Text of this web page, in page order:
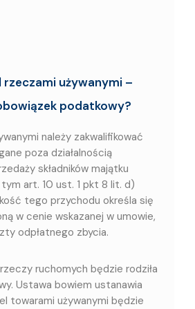
używanymi –
podatkowy?
należy zakwalifikować
poza działalnością
składników majątku
art. 10 ust. 1 pkt 8 lit. d)
tego przychodu określa się
w cenie wskazanej w umowie,
odpłatnego zbycia.
ruchomych będzie rodziła
Ustawa bowiem ustanawia
towarami używanymi będzie